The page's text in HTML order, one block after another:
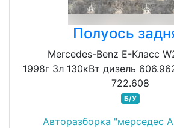
Полуось
Mercedes-Benz E-Класс
1998г 3л 130кВт дизель
722.608
Б/У
Авторазборка "мерседес